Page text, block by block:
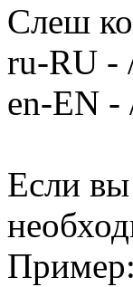
Слеш
ru-RU -
en-EN -
Если вы